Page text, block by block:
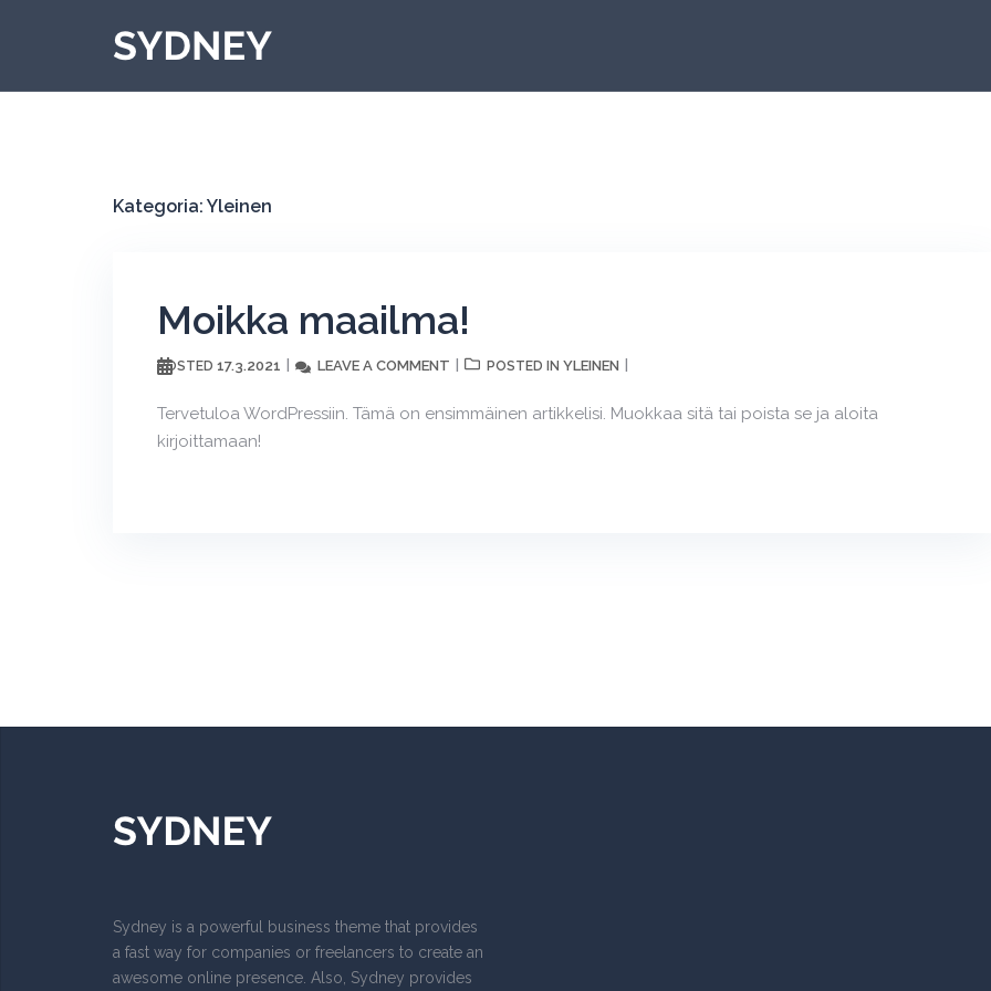
Kategoria: Yleinen
Moikka maailma!
POSTED 17.3.2021 LEAVE A COMMENT POSTED IN YLEINEN
Tervetuloa WordPressiin. Tämä on ensimmäinen artikkelisi. Muokkaa sitä tai poista se ja aloita
kirjoittamaan!
Sydney is a powerful business theme that provides
a fast way for companies or freelancers to create an
awesome online presence. Also, Sydney provides